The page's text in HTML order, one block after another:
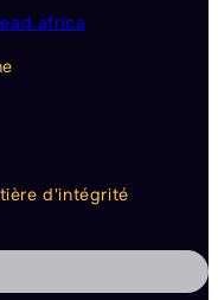
d'intégrité